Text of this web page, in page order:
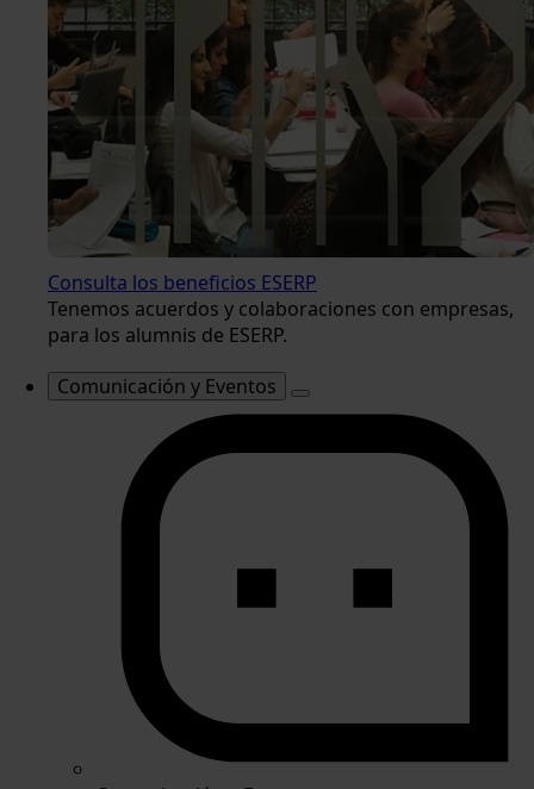
Consulta los beneficios ESERP
Tenemos acuerdos y colaboraciones con empresas,
para los alumnis de ESERP.
Comunicación y Eventos